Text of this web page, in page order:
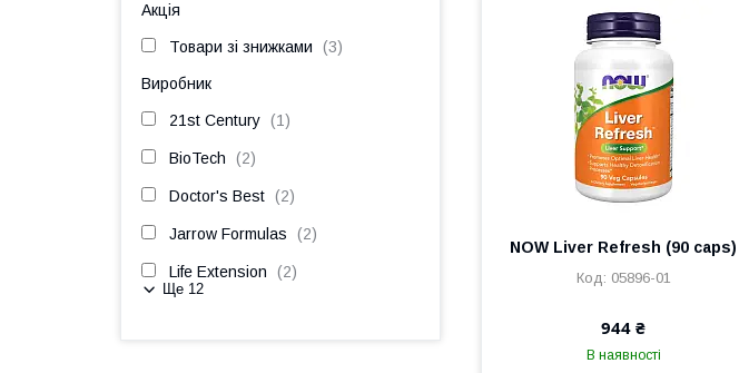
NOW Liver Refresh (90 caps)
05896-01
944 ₴
В наявності
Акція
Товари зі знижками 3
Виробник
21st Century 1
BioTech 2
Doctor's Best 2
Jarrow Formulas 2
Life Extension 2
Ще 12